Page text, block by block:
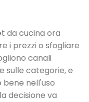
da cucina ora
i prezzi o sfogliare
canali
sulle categorie, e
nell'uso
decisione va